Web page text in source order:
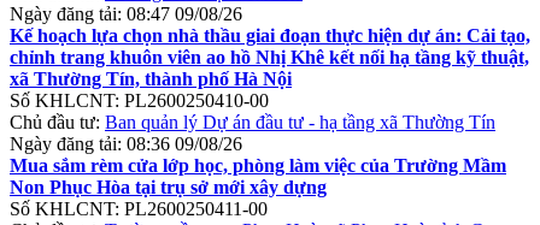
Ngày đăng tải: 08:47 09/08/26
Kế hoạch lựa chọn nhà thầu giai đoạn thực hiện dự án: Cải tạo,
chỉnh trang khuôn viên ao hồ Nhị Khê kết nối hạ tầng kỹ thuật,
xã Thường Tín, thành phố Hà Nội
Số KHLCNT: PL2600250410-00
Chủ đầu tư: Ban quản lý Dự án đầu tư - hạ tầng xã Thường Tín
Ngày đăng tải: 08:36 09/08/26
Mua sắm rèm cửa lớp học, phòng làm việc của Trường Mầm
Non Phục Hòa tại trụ sở mới xây dựng
Số KHLCNT: PL2600250411-00